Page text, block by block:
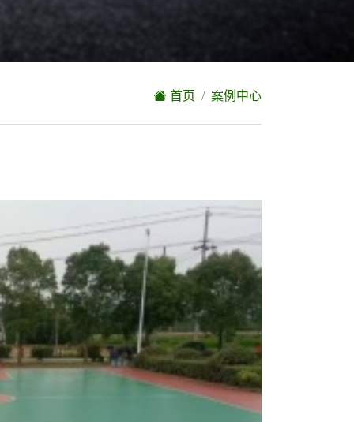
首页 案例中心